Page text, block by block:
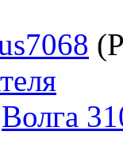
Волга